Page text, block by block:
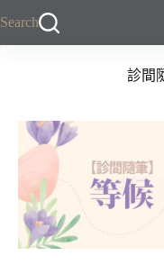
Search
診間